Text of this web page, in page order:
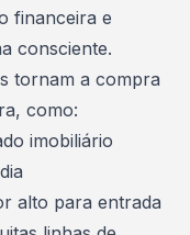
financeira e
consciente.
tornam a compra
como:
imobiliário
alto para entrada